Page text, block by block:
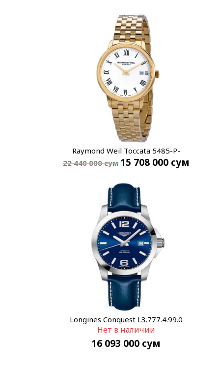
Raymond Weil Toccata 5485-P-
00300
22 440 000сум 15 708 000 сум
Longines Conquest L3.777.4.99.0
Нет в наличии
16 093 000 сум